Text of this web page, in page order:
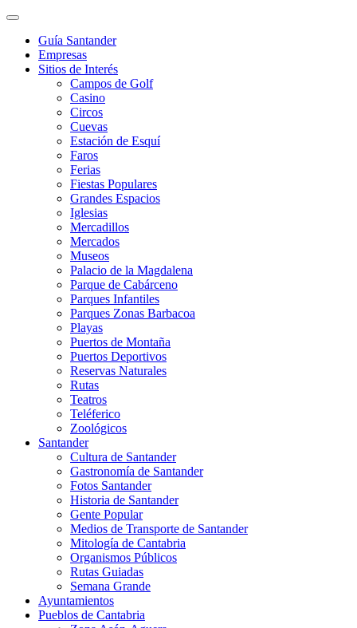
Guía Santander
Empresas
Sitios de Interés
Campos de Golf
Casino
Circos
Cuevas
Estación de Esquí
Faros
Ferias
Fiestas Populares
Grandes Espacios
Iglesias
Mercadillos
Mercados
Museos
Palacio de la Magdalena
Parque de Cabárceno
Parques Infantiles
Parques Zonas Barbacoa
Playas
Puertos de Montaña
Puertos Deportivos
Reservas Naturales
Rutas
Teatros
Teléferico
Zoológicos
Santander
Cultura de Santander
Gastronomía de Santander
Fotos Santander
Historia de Santander
Gente Popular
Medios de Transporte de Santander
Mitología de Cantabria
Organismos Públicos
Rutas Guiadas
Semana Grande
Ayuntamientos
Pueblos de Cantabria